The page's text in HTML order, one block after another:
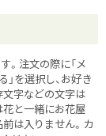
。注文の際に「メ
」を選択し、お好き
文字などの文字は
花と一緒にお花屋
は入りません。カ